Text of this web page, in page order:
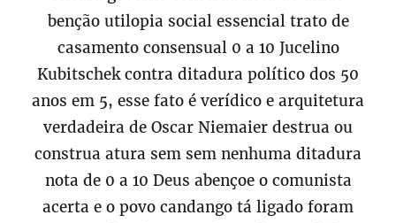
benção utilopia social essencial trato de
casamento consensual 0 a 10 Jucelino
Kubitschek contra ditadura político dos 50
anos em 5, esse fato é verídico e arquitetura
verdadeira de Oscar Niemaier destrua ou
construa atura sem sem nenhuma ditadura
nota de 0 a 10 Deus abençoe o comunista
acerta e o povo candango tá ligado foram